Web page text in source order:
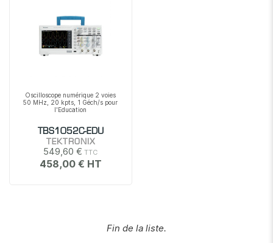
Oscilloscope numérique 2 voies
50 MHz, 20 kpts, 1 Géch/s pour
l'Education
TBS1052C-EDU
TEKTRONIX
549,60 €
458,00 €
Fin de la liste.